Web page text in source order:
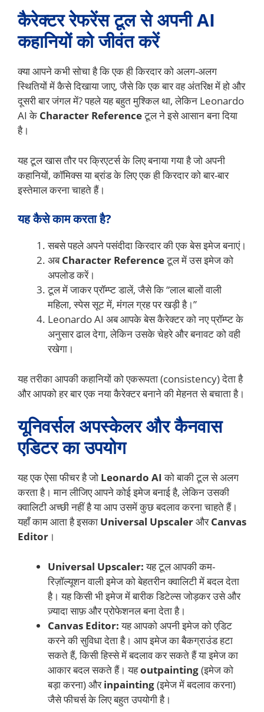
कैरेक्टर रेफरेंस टूल से अपनी AI
कहानियों को जीवंत करें
क्या आपने कभी सोचा है कि एक ही किरदार को अलग-अलग
स्थितियों में कैसे दिखाया जाए, जैसे कि एक बार वह अंतरिक्ष में हो और
दूसरी बार जंगल में? पहले यह बहुत मुश्किल था, लेकिन Leonardo
AI के Character Referenceटूल ने इसे आसान बना दिया
है।
यह टूल खास तौर पर क्रिएटर्स के लिए बनाया गया है जो अपनी
कहानियों, कॉमिक्स या ब्रांड के लिए एक ही किरदार को बार-बार
इस्तेमाल करना चाहते हैं।
यह कैसे काम करता है?
सबसे पहले अपने पसंदीदा किरदार की एक बेस इमेज बनाएं।
अबCharacter Referenceटूल में उस इमेज को
अपलोड करें।
टूल में जाकर प्रॉम्प्ट डालें, जैसे कि “लाल बालों वाली
महिला, स्पेस सूट में, मंगल ग्रह पर खड़ी है।”
Leonardo AI अब आपके बेस कैरेक्टर को नए प्रॉम्प्ट के
अनुसार ढाल देगा, लेकिन उसके चेहरे और बनावट को वही
रखेगा।
यह तरीका आपकी कहानियों को एकरूपता (consistency) देता है
और आपको हर बार एक नया कैरेक्टर बनाने की मेहनत से बचाता है।
यूनिवर्सल अपस्केलर और कैनवास
एडिटर का उपयोग
यह एक ऐसा फीचर है जो Leonardo AI को बाकी टूल से अलग
करता है। मान लीजिए आपने कोई इमेज बनाई है, लेकिन उसकी
क्वालिटी अच्छी नहीं है या आप उसमें कुछ बदलाव करना चाहते हैं।
यहाँ काम आता है इसका Universal UpscalerऔरCanvas
Editor ।
Universal Upscaler:यह टूल आपकी कम-
रिज़ॉल्यूशन वाली इमेज को बेहतरीन क्वालिटी में बदल देता
है। यह किसी भी इमेज में बारीक डिटेल्स जोड़कर उसे और
ज़्यादा साफ़ और प्रोफेशनल बना देता है।
Canvas Editor:यह आपको अपनी इमेज को एडिट
करने की सुविधा देता है। आप इमेज का बैकग्राउंड हटा
सकते हैं, किसी हिस्से में बदलाव कर सकते हैं या इमेज का
आकार बदल सकते हैं। यहoutpainting(इमेज को
बड़ा करना) औरinpainting(इमेज में बदलाव करना)
जैसे फीचर्स के लिए बहुत उपयोगी है।